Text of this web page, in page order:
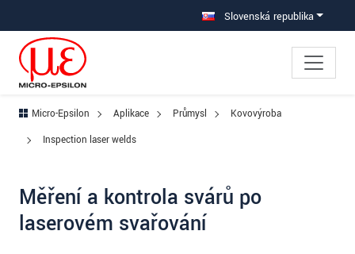
Prejdite priamo na hlavnú navigáciu Slovenská republika
Micro-Epsilon Aplikace Průmysl
Kovovýroba
Inspection laser welds
Měření a kontrola svárů po
laserovém svařování